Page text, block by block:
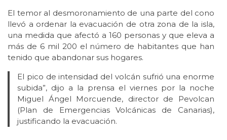
El temor al desmoronamiento de una parte del cono
llevó a ordenar la evacuación de otra zona de la isla,
una medida que afectó a 160 personas y que eleva a
más de 6 mil 200 el número de habitantes que han
tenido que abandonar sus hogares.
El pico de intensidad del volcán sufrió una enorme
subida”, dijo a la prensa el viernes por la noche
Miguel Ángel Morcuende, director de Pevolcan
(Plan de Emergencias Volcánicas de Canarias),
justificando la evacuación.